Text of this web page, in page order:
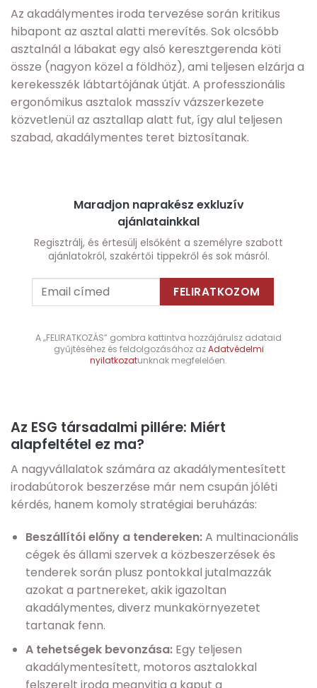
Az akadálymentes iroda tervezése során kritikus
hibapont az asztal alatti merevítés. Sok olcsóbb
asztalnál a lábakat egy alsó keresztgerenda köti
össze (nagyon közel a földhöz), ami teljesen elzárja a
kerekesszék lábtartójának útját. A professzionális
ergonómikus asztalok masszív vázszerkezete
közvetlenül az asztallap alatt fut, így alul teljesen
szabad, akadálymentes teret biztosítanak.
Maradjon naprakész exkluzív
ajánlatainkkal
Regisztrálj, és értesülj elsőként a személyre szabott
ajánlatokról, szakértői tippekről és sok másról.
A „FELIRATKOZÁS” gombra kattintva hozzájárulsz adataid
gyűjtéséhez és feldolgozásához azAdatvédelmi
nyilatkozatunknak megfelelően.
Az ESG társadalmi pillére: Miért
alapfeltétel ez ma?
A nagyvállalatok számára az akadálymentesített
irodabútorok beszerzése már nem csupán jóléti
kérdés, hanem komoly stratégiai beruházás:
Beszállítói előny a tendereken:A multinacionális
cégek és állami szervek a közbeszerzések és
tenderek során plusz pontokkal jutalmazzák
azokat a partnereket, akik igazoltan
akadálymentes, diverz munkakörnyezetet
tartanak fenn.
A tehetségek bevonzása:Egy teljesen
akadálymentesített, motoros asztalokkal